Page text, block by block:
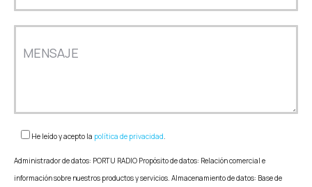
He leído y acepto la política de privacidad
Administrador de datos: PORTU RADIO Propósito de datos: Relación comercial e
información sobre nuestros productos y servicios. Almacenamiento de datos: Base de